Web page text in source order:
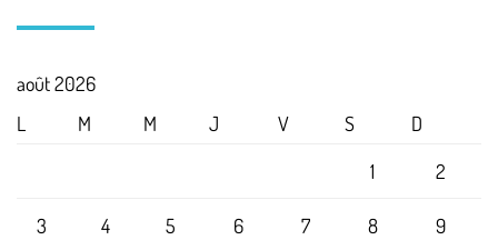
août 2026
L
M M J V S
D
1
2
3 4 5 6 7 8 9